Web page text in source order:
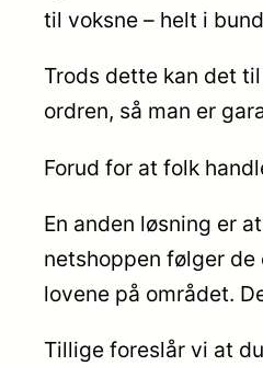
til voksne – helt i
Trods dette kan det
ordren, så man er
Forud for at folk
En anden løsning er
netshoppen følger
lovene på området.
Tillige foreslår vi at